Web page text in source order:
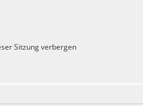
Sitzung verbergen